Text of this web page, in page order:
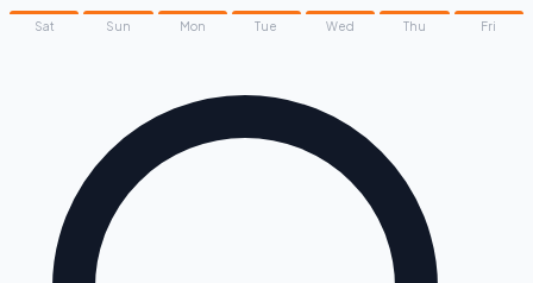
Sat Sun Mon Tue Wed Thu Fri